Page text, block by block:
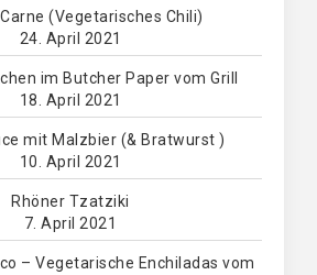
(Vegetarisches Chili)
24. April 2021
im Butcher Paper vom Grill
18. April 2021
mit Malzbier (& Bratwurst )
10. April 2021
Rhöner Tzatziki
7. April 2021
– Vegetarische Enchiladas vom